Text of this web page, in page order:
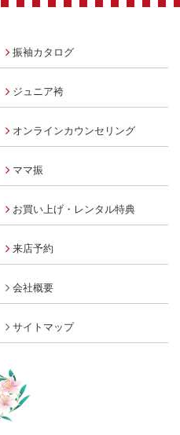
振袖カタログ
ジュニア袴
オンラインカウンセリング
ママ振
お買い上げ・レンタル特典
来店予約
会社概要
サイトマップ